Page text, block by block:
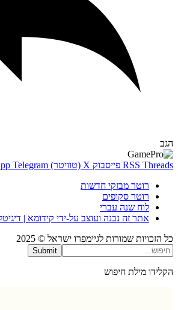
RSS פייסבוק X (טוויטר)
Telegram
רוטר מבזקי חדשות
רוטר סקופים
לוח שנה עברי
אתר זה נבנה ועוצב על-ידי קידומא | דיגיטל
שמורות לגיימפרו ישראל © 2025
Submit
מילת חיפוש